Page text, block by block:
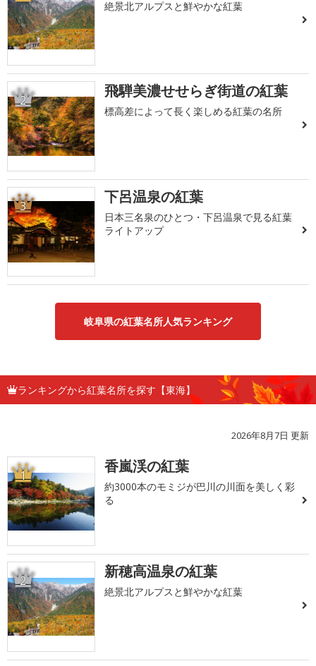
絶景北アルプスと鮮やかな紅葉
2 飛騨美濃せせらぎ街道の紅葉
標高差によって長く楽しめる紅葉の名所
3 下呂温泉の紅葉
日本三名泉のひとつ・下呂温泉で見る紅葉
ライトアップ
岐阜県の紅葉名所人気ランキング
ランキングから紅葉名所を探す【東海】
2026年8月7日 更新
1 香嵐渓の紅葉
約3000本のモミジが巴川の川面を美しく彩
る
2 新穂高温泉の紅葉
絶景北アルプスと鮮やかな紅葉